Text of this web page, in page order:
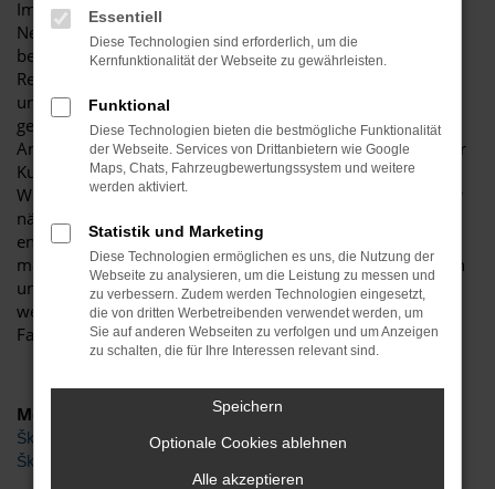
Im Grunde genommen bedarf es bei einem Škoda
Neuwagen kaum noch der Argumente. Die Fahrzeuge sind
bekannt und genießen in Fachkreisen eine einzigartige
Reputation. Der Hersteller vereint gleichermaßen Tradition
und Aufbruchstimmung und spickt die Škoda Neuwagen
geradezu mit Extras und cleveren Assistenzsystemen.
Angesichts der Fülle an Möglichkeiten, stehen viele unserer
Kundinnen und Kunden regelrecht vor der Qual der Wahl.
Welches Modell soll es denn nun sein? Und wann steht der
nächste Generationswechsel an, der Škoda Neuwagen
entweder günstiger oder noch ein gutes Stück moderner
macht? Wir beantworten gerne all Ihre Fragen und nehmen
uns viel Zeit für die Beratung. Bei Budde Automobile
werden Sie mit Sicherheit fündig und steigen in ein
Fahrzeug, das zu 100 Prozent zu Ihnen passt.
Modelle
Škoda Karoq Neuwagen
Škoda Kamiq Neuwagen
Essentiell
Diese Technologien sind erforderlich, um die
Kernfunktionalität der Webseite zu gewährleisten.
Funktional
Diese Technologien bieten die bestmögliche Funktionalität
der Webseite. Services von Drittanbietern wie Google
Maps, Chats, Fahrzeugbewertungssystem und weitere
werden aktiviert.
Statistik und Marketing
Diese Technologien ermöglichen es uns, die Nutzung der
Webseite zu analysieren, um die Leistung zu messen und
zu verbessern. Zudem werden Technologien eingesetzt,
die von dritten Werbetreibenden verwendet werden, um
Sie auf anderen Webseiten zu verfolgen und um Anzeigen
zu schalten, die für Ihre Interessen relevant sind.
Speichern
Optionale Cookies ablehnen
Alle akzeptieren